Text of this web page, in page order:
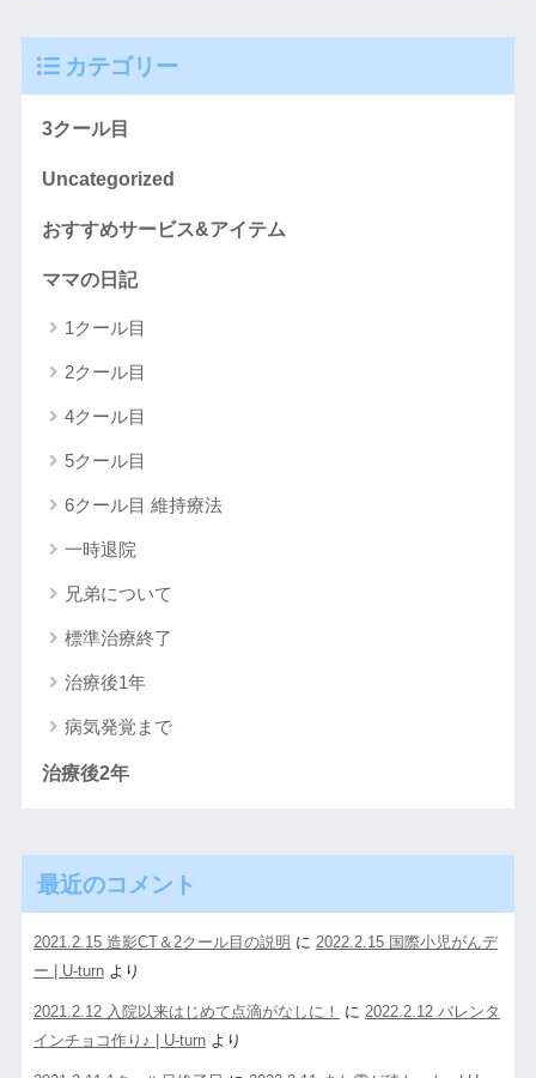
カテゴリー
3クール目
Uncategorized
おすすめサービス&アイテム
ママの日記
1クール目
2クール目
4クール目
5クール目
6クール目 維持療法
一時退院
兄弟について
標準治療終了
治療後1年
病気発覚まで
治療後2年
最近のコメント
2021.2.15 造影CT＆2クール目の説明 に 2022.2.15 国際小児がんデ
ー | U-turnより
2021.2.12 入院以来はじめて点滴がなしに！ に 2022.2.12 バレンタ
インチョコ作り♪ | U-turnより